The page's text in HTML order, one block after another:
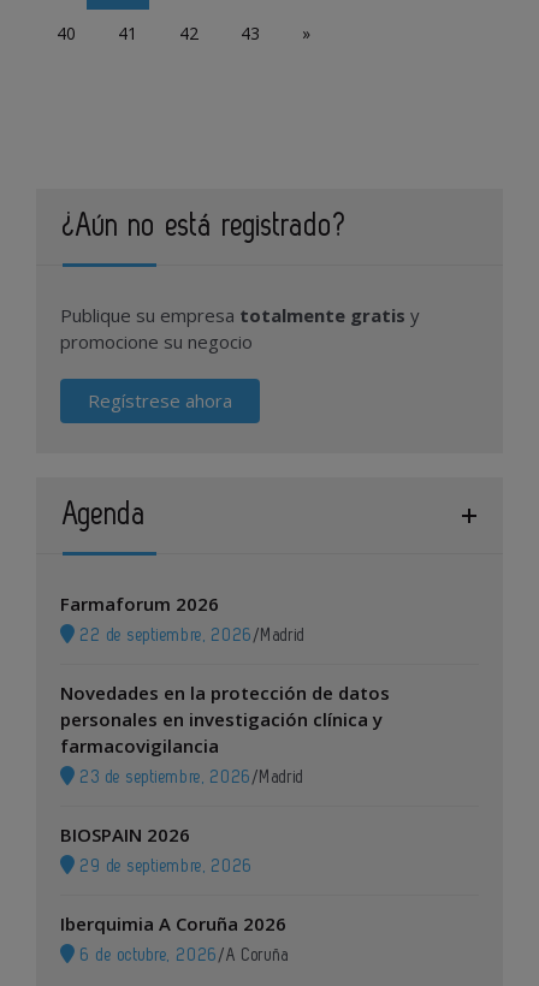
40 41 42 43 »
¿Aún no está registrado?
Publique su empresa totalmente gratis y
promocione su negocio
Regístrese ahora
Agenda
Farmaforum 2026
22 de septiembre, 2026 / Madrid
Novedades en la protección de datos
personales en investigación clínica y
farmacovigilancia
23 de septiembre, 2026 / Madrid
BIOSPAIN 2026
29 de septiembre, 2026
Iberquimia A Coruña 2026
6 de octubre, 2026 /A Coruña